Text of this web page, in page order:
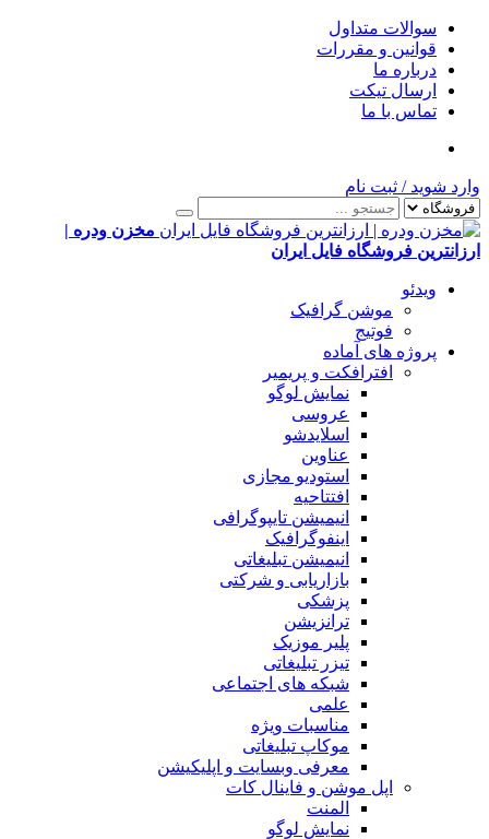
سوالات متداول
قوانین و مقررات
درباره ما
ارسال تیکت
تماس با ما
وارد شوید / ثبت نام
مخزن ودره |
ارزانترین فروشگاه فایل ایران
ویدئو
موشن گرافیک
فوتیج
پروژه های آماده
افترافکت و پریمیر
نمایش لوگو
عروسی
اسلایدشو
عناوین
استودیو مجازی
افتتاحیه
انیمیشن تایپوگرافی
اینفوگرافیک
انیمیشن تبلیغاتی
بازاریابی و شرکتی
پزشکی
ترانزیشن
پلیر موزیک
تیزر تبلیغاتی
شبکه های اجتماعی
علمی
مناسبات ویژه
موکاپ تبلیغاتی
معرفی وبسایت و اپلیکیشن
اپل موشن و فاینال کات
المنت
نمایش لوگو